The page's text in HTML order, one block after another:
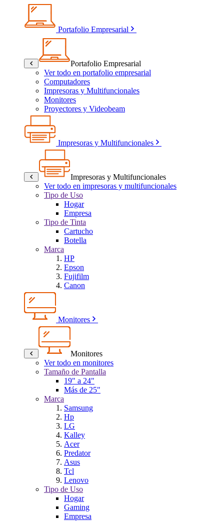
Portafolio Empresarial
Portafolio Empresarial
Ver todo en portafolio empresarial
Computadores
Impresoras y Multifuncionales
Monitores
Proyectores y Videobeam
Impresoras y Multifuncionales
Impresoras y Multifuncionales
Ver todo en impresoras y multifuncionales
Tipo de Uso
Hogar
Empresa
Tipo de Tinta
Cartucho
Botella
Marca
HP
Epson
Fujifilm
Canon
Monitores
Monitores
Ver todo en monitores
Tamaño de Pantalla
19" a 24"
Más de 25"
Marca
Samsung
Hp
LG
Kalley
Acer
Predator
Asus
Tcl
Lenovo
Tipo de Uso
Hogar
Gaming
Empresa